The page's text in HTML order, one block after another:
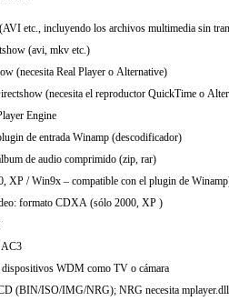
etc., incluyendo los archivos multimedia sin
(avi, mkv etc.)
(necesita Real Player o Alternative)
(necesita el reproductor QuickTime o
Engine
de entrada Winamp (descodificador)
de audio comprimido (zip, rar)
XP / Win9x – compatible con el plugin de
formato CDXA (sólo 2000, XP )
WDM como TV o cámara
(BIN/ISO/IMG/NRG); NRG necesita mplayer.dll